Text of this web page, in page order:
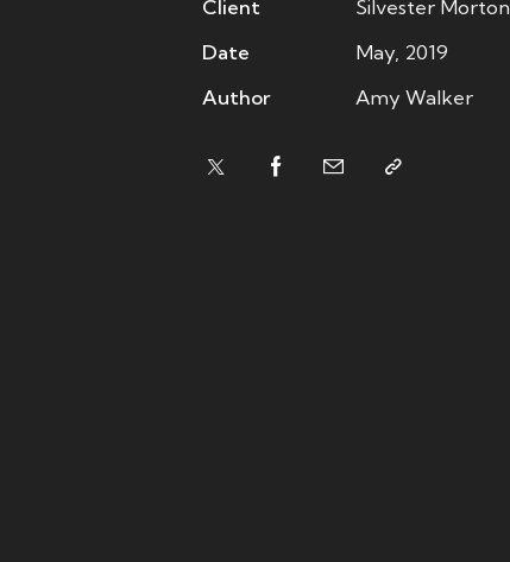
Client
Silvester Morton
Date
May, 2019
Author
Amy Walker